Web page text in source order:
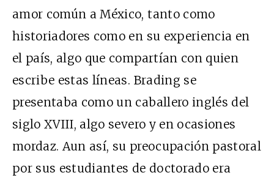
amor común a México, tanto como
historiadores como en su experiencia en
el país, algo que compartían con quien
escribe estas líneas. Brading se
presentaba como un caballero inglés del
siglo XVIII, algo severo y en ocasiones
mordaz. Aun así, su preocupación pastoral
por sus estudiantes de doctorado era